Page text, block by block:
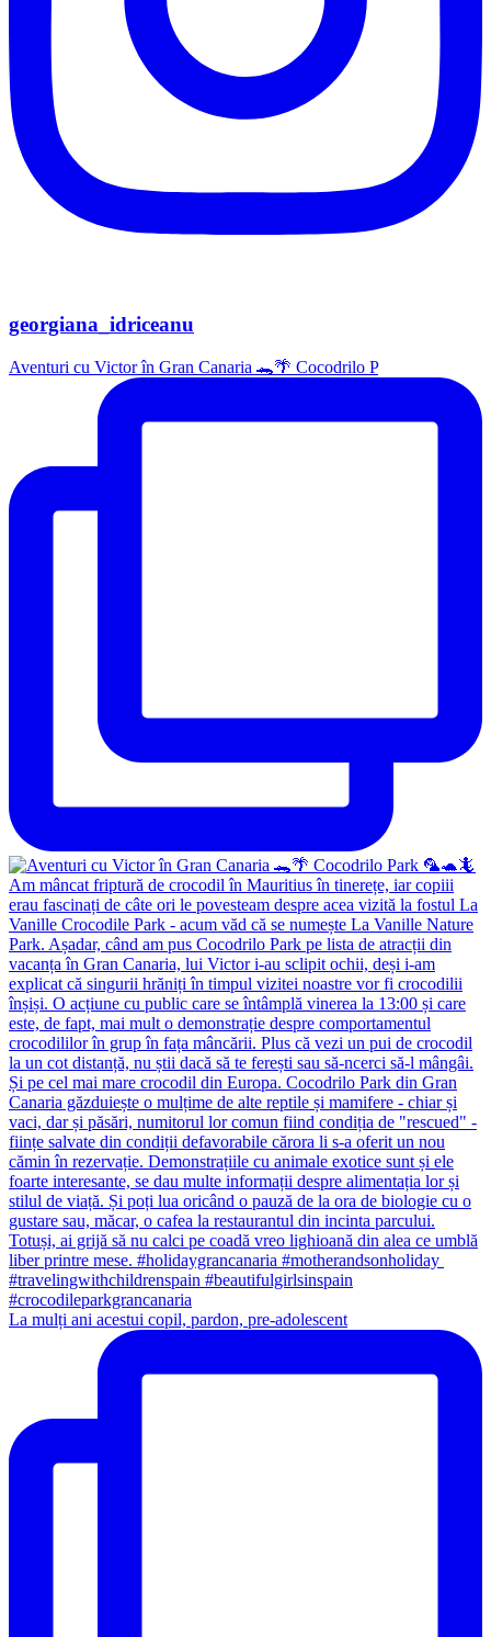
georgiana_idriceanu
Aventuri cu Victor în Gran Canaria 🐊🌴 Cocodrilo P
La mulți ani acestui copil, pardon, pre-adolescent